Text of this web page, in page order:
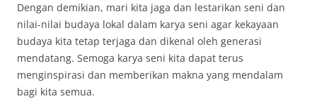
Dengan demikian, mari kita jaga dan lestarikan seni dan
nilai-nilai budaya lokal dalam karya seni agar kekayaan
budaya kita tetap terjaga dan dikenal oleh generasi
mendatang. Semoga karya seni kita dapat terus
menginspirasi dan memberikan makna yang mendalam
bagi kita semua.